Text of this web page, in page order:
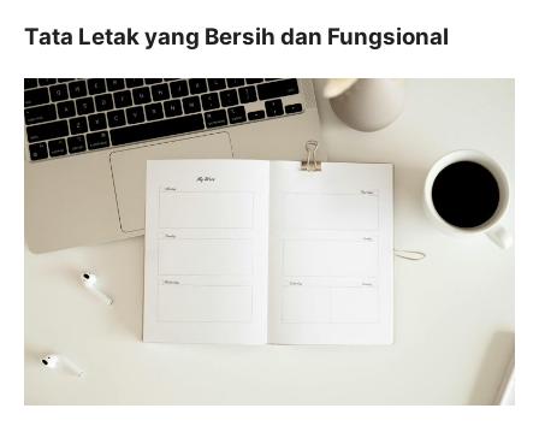
Tata Letak yang Bersih dan Fungsional